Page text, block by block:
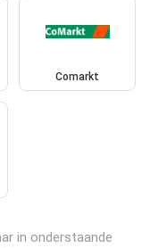
Comarkt
in onderstaande